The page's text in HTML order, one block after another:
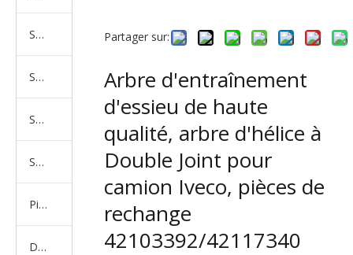
Série de camions FAW Jiefang
Série de camions Dongfeng
Série de camions North Benz Beiben
Série de camions américains, européens et japonais
Pièces de rechange de machines d'ingénierie de camion minier
D'autres séries de camions
Partager sur:
Arbre d'entraînement
d'essieu de haute
qualité, arbre d'hélice à
Double Joint pour
camion Iveco, pièces de
rechange
42103392/42117340